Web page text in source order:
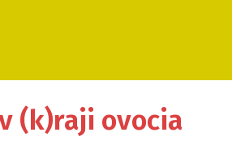
(k)raji ovocia